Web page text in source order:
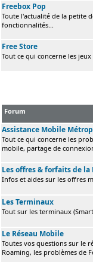
Freebox Pop
Toute l'actualité de la petite
fonctionnalités...
Free Store
Tout ce qui concerne les
Forum
Assistance Mobile
Tout ce qui concerne les
mobile, partage de
Les offres & forfaits de la
Infos et aides sur les offres
Les Terminaux
Tout sur les terminaux
Le Réseau Mobile
Toutes vos questions sur le
Roaming, les problèmes de